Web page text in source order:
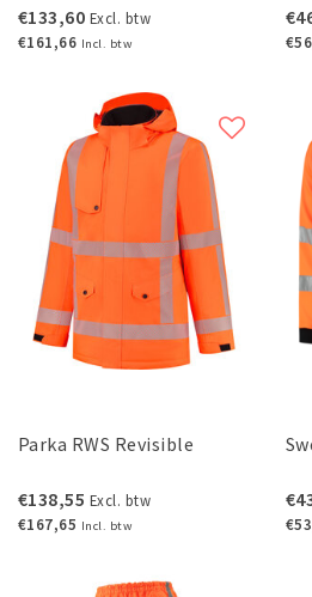
€133,60 Excl. btw
€161,66 Incl. btw
Parka RWS Revisible
€138,55 Excl. btw
€167,65 Incl. btw